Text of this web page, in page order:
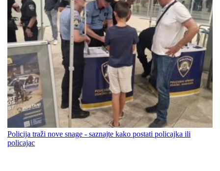
Policija traži nove snage - saznajte kako postati policajka ili
policajac